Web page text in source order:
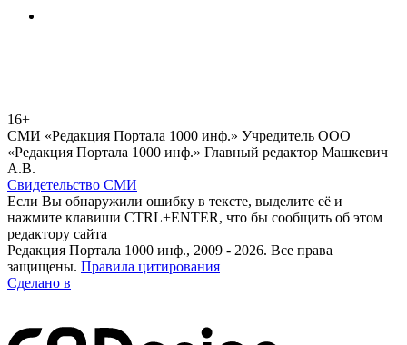
16+
СМИ «Редакция Портала 1000 инф.» Учредитель ООО
«Редакция Портала 1000 инф.» Главный редактор Машкевич
А.В.
Свидетельство СМИ
Если Вы обнаружили ошибку в тексте, выделите её и
нажмите клавиши CTRL+ENTER, что бы сообщить об этом
редактору сайта
Редакция Портала 1000 инф., 2009 - 2026. Все права
защищены. Правила цитирования
Сделано в